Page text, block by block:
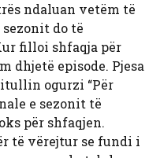
ndaluan vetëm të
do të
filloi shfaqja për
dhjetë episode. Pjesa
ogurzi “Për
e sezonit të
për shfaqjen.
të vërejtur se fundi i